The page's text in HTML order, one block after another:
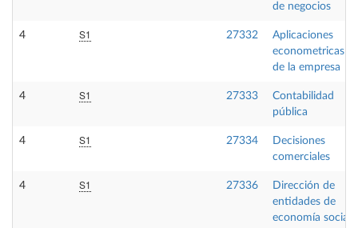
de negocios
4 S1 27332
Aplicaciones
econometricas
de la empresa
4 S1 27333
Contabilidad
pública
4 S1 27334
Decisiones
comerciales
4 S1 27336
Dirección de
entidades de
economía social